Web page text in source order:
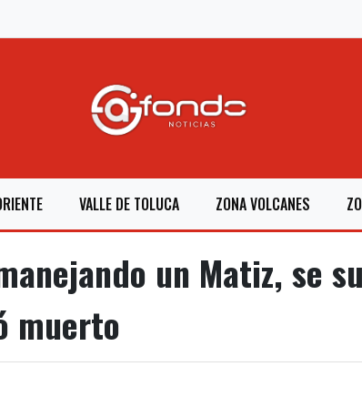
VALLE DE TOLUCA ZONA VOLCANES
un Matiz, se
muerto